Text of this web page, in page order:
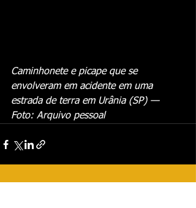
Caminhonete e picape que se
envolveram em acidente em uma
estrada de terra em Urânia (SP) —
Foto: Arquivo pessoal